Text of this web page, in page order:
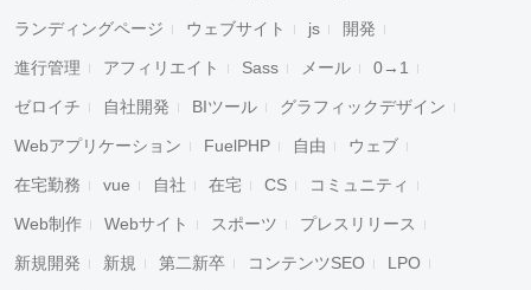
ランディングページ ウェブサイト js 開発
進行管理 アフィリエイト Sass メール 0→1
ゼロイチ 自社開発 BIツール グラフィックデザイン
Webアプリケーション FuelPHP 自由 ウェブ
在宅勤務 vue 自社 在宅 CS コミュニティ
Web制作 Webサイト スポーツ プレスリリース
新規開発 新規 第二新卒 コンテンツSEO LPO